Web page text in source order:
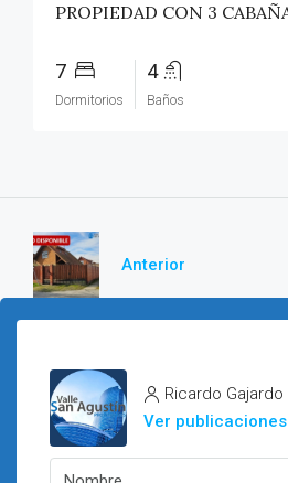
7
Dormitorios
4
Baños
Anterior
Ricardo Gajardo
Ver publicaciones